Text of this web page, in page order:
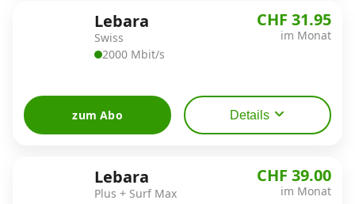
Lebara
Swiss
2000 Mbit/s
CHF 31.95
im Monat
zum Abo Details
Lebara
Plus + Surf Max
CHF 39.00
im Monat